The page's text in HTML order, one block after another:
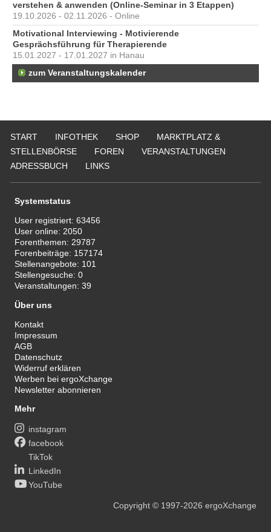
verstehen & anwenden (Online-Seminar in 3 Etappen)
19.10.2026 - 02.11.2026 - Online
Motivational Interviewing - Motivierende
Gesprächsführung für Therapierende
15.01.2027 - 17.01.2027 in Hanau
zum Veranstaltungskalender
START INFOTHEK SHOP
MARKTPLATZ &
STELLENBÖRSE
FOREN
VERANSTALTUNGEN
ADRESSBUCH
LINKS
Systemstatus
User registriert:63456
User online: 2050
Forenthemen: 29787
Forenbeiträge: 157174
Stellenangebote: 101
Stellengesuche:0
Veranstaltungen:39
Über uns
Kontakt
Impressum
AGB
Datenschutz
Widerruf erklären
Werben bei ergoXchange
Newsletter abonnieren
Mehr
instagram
facebook
TikTok
LinkedIn
YouTube
Copyright© 1997-2026 ergoXchange